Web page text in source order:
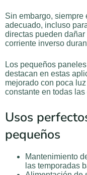
Sin embargo, siempre
adecuado, incluso
directas pueden
corriente inverso
Los pequeños
destacan en estas
mejorado con poca
constante en todas
Usos
pequeños
Mantenimiento
las temporadas